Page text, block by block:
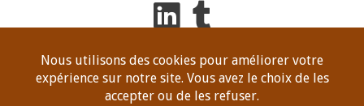
Copyright Dominique Jeanneret, tous droits de reproduction
réservés en tout temps